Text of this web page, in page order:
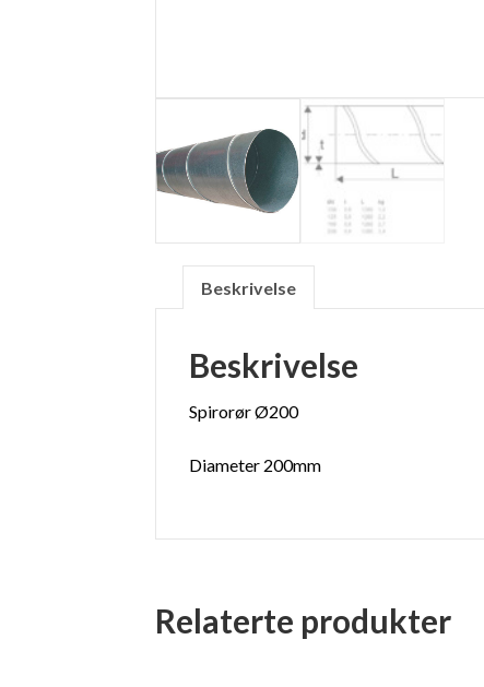
Beskrivelse
Beskrivelse
Spirorør Ø200
Diameter 200mm
Relaterte produkter